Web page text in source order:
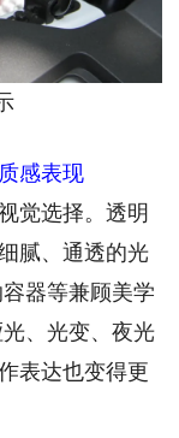
感表现
觉选择。透明
腻、通透的光
器等兼顾美学
、光变、夜光
表达也变得更